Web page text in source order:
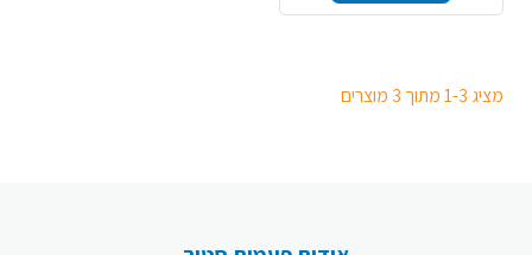
מציג 1-3 מתוך 3 מוצרים